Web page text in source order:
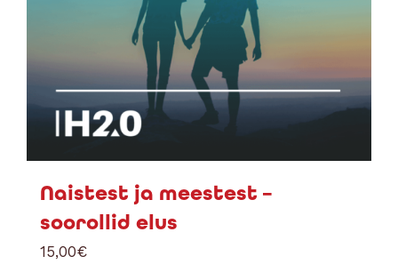
Naistest ja meestest –
soorollid elus
15,00€